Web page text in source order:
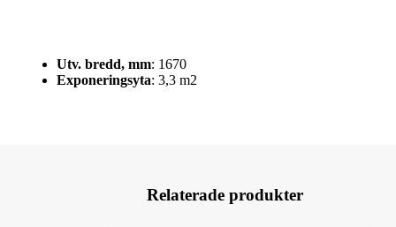
Utv. bredd, mm: 1670
Exponeringsyta: 3,3 m2
Relaterade produkter